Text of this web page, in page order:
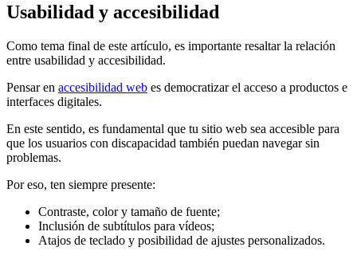
Usabilidad y accesibilidad
Como tema final de este artículo, es importante resaltar la relación
entre usabilidad y accesibilidad.
Pensar en accesibilidad web es democratizar el acceso a productos e
interfaces digitales.
En este sentido, es fundamental que tu sitio web sea accesible para
que los usuarios con discapacidad también puedan navegar sin
problemas.
Por eso, ten siempre presente:
Contraste, color y tamaño de fuente;
Inclusión de subtítulos para vídeos;
Atajos de teclado y posibilidad de ajustes personalizados.